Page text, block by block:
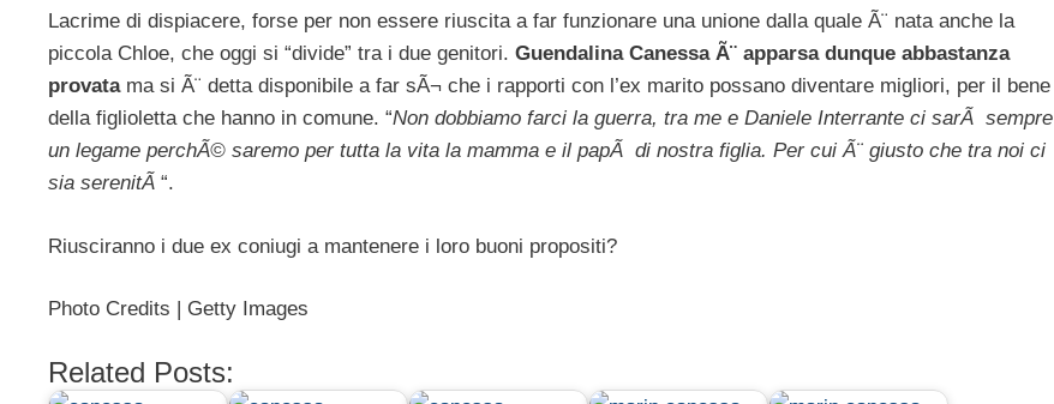
Lacrime di dispiacere, forse per non essere riuscita a far funzionare una unione dalla quale Ã¨ nata anche la
piccola Chloe, che oggi si “divide” tra i due genitori. Guendalina Canessa Ã¨ apparsa dunque abbastanza
provatama si Ã¨ detta disponibile a far sÃ¬ che i rapporti con l’ex marito possano diventare migliori, per il bene
della figlioletta che hanno in comune. “Non dobbiamo farci la guerra, tra me e Daniele Interrante ci sarÃ sempre
un legame perchÃ© saremo per tutta la vita la mamma e il papÃ di nostra figlia. Per cui Ã¨ giusto che tra noi ci
sia serenitÃ “.
Riusciranno i due ex coniugi a mantenere i loro buoni propositi?
Photo Credits | Getty Images
Related Posts: